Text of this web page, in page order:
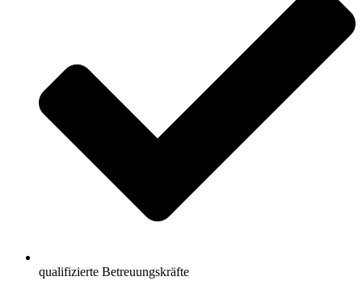
qualifizierte Betreuungskräfte